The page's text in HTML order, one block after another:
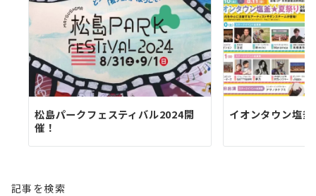
松島パークフェスティバル2024開
催！
イオンタウン塩
記事を検索